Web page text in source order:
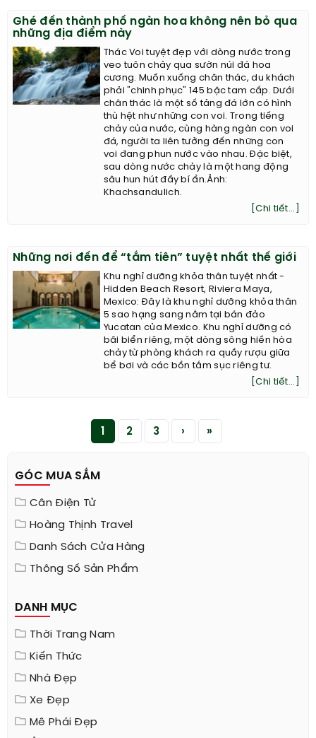
Ghé đến thành phố ngàn hoa không nên bỏ qua
những địa điểm này
Thác Voi tuyệt đẹp với dòng nước trong
veo tuôn chảy qua sườn núi đá hoa
cương. Muốn xuống chân thác, du khách
phải "chinh phục" 145 bậc tam cấp. Dưới
chân thác là một số tảng đá lớn có hình
thù hệt như những con voi. Trong tiếng
chảy của nước, cùng hàng ngàn con voi
đá, người ta liên tưởng đến những con
voi đang phun nước vào nhau. Đặc biệt,
sau dòng nước chảy là một hang động
sâu hun hút đầy bí ẩn.Ảnh:
Khachsandulich.
[Chi tiết...]
Những nơi đến để “tắm tiên” tuyệt nhất thế giới
Khu nghỉ dưỡng khỏa thân tuyệt nhất -
Hidden Beach Resort, Riviera Maya,
Mexico: Đây là khu nghỉ dưỡng khỏa thân
5 sao hạng sang nằm tại bán đảo
Yucatan của Mexico. Khu nghỉ dưỡng có
bãi biển riêng, một dòng sông hiền hòa
chảy từ phòng khách ra quầy rượu giữa
bể bơi và các bồn tắm sục riêng tư.
[Chi tiết...]
2 3 › »
GÓC MUA SẮM
Cân Điện Tử
Hoàng Thịnh Travel
Danh Sách Cửa Hàng
Thông Số Sản Phẩm
DANH MỤC
Thời Trang Nam
Kiến Thức
Nhà Đẹp
Xe Đẹp
Mê Phái Đẹp